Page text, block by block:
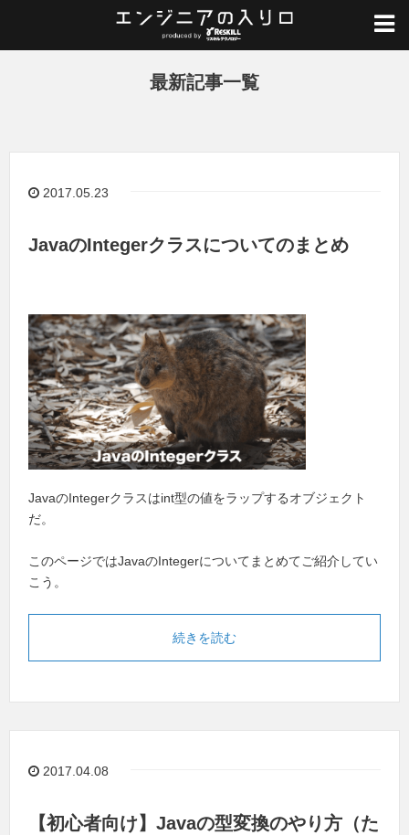
最新記事一覧
最新記事一覧
2017.05.23
JavaのIntegerクラスについてのまとめ
JavaのIntegerクラスはint型の値をラップするオブジェクト
だ。
このページではJavaのIntegerについてまとめてご紹介してい
こう。
続きを読む
2017.04.08
【初心者向け】Javaの型変換のやり方（た